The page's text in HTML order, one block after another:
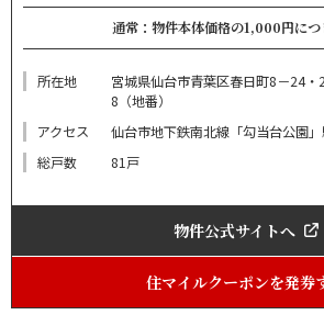
通常：物件本体価格の1,000円につ
所在地
宮城県仙台市青葉区春日町8－24
8（地番）
アクセス
仙台市地下鉄南北線「勾当台公園
総戸数
81戸
物件公式サイトへ
住マイルクーポンを発券